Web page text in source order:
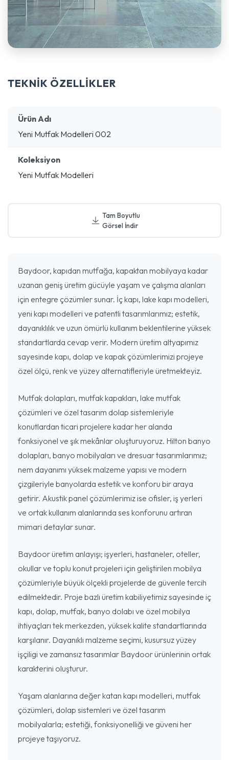
TEKNİK ÖZELLİKLER
Ürün Adı
Yeni Mutfak Modelleri 002
Koleksiyon
Yeni Mutfak Modelleri
Tam Boyutlu
Görsel İndir
Baydoor, kapıdan mutfağa, kapaktan mobilyaya kadar
uzanan geniş üretim gücüyle yaşam ve çalışma alanları
için entegre çözümler sunar. İç kapı, lake kapı modelleri,
yeni kapı modelleri ve patentli tasarımlarımız; estetik,
dayanıklılık ve uzun ömürlü kullanım beklentilerine yüksek
standartlarda cevap verir. Modern üretim altyapımız
sayesinde kapı, dolap ve kapak çözümlerimizi projeye
özel ölçü, renk ve yüzey alternatifleriyle üretmekteyiz.
Mutfak dolapları, mutfak kapakları, lake mutfak
çözümleri ve özel tasarım dolap sistemleriyle
konutlardan ticari projelere kadar her alanda
fonksiyonel ve şık mekânlar oluşturuyoruz. Hilton banyo
dolapları, banyo mobilyaları ve dresuar tasarımlarımız;
nem dayanımı yüksek malzeme yapısı ve modern
çizgileriyle banyolarda estetik ve konforu bir araya
getirir. Akustik panel çözümlerimiz ise ofisler, iş yerleri
ve ortak kullanım alanlarında ses konforunu artıran
mimari detaylar sunar.
Baydoor üretim anlayışı; işyerleri, hastaneler, oteller,
okullar ve toplu konut projeleri için geliştirilen mobilya
çözümleriyle büyük ölçekli projelerde de güvenle tercih
edilmektedir. Proje bazlı üretim kabiliyetimiz sayesinde iç
kapı, dolap, mutfak, banyo dolabı ve özel mobilya
ihtiyaçları tek merkezden, yüksek kalite standartlarında
karşılanır. Dayanıklı malzeme seçimi, kusursuz yüzey
işçiligi ve zamansız tasarımlar Baydoor ürünlerinin ortak
karakterini oluşturur.
Yaşam alanlarına değer katan kapı modelleri, mutfak
çözümleri, dolap sistemleri ve özel tasarım
mobilyalarla; estetiği, fonksiyonelliği ve güveni her
projeye taşıyoruz.